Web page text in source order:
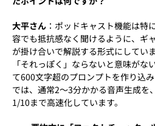
大平さん ：ポッドキャスト機能は特
容でも抵抗感なく聞けるように、ギ
が掛け合いで解説する形式にしてい
「それっぽく」ならないと意味がな
て600文字超のプロンプトを作り込
では、通常2〜3分かかる音声生成を
1/10まで高速化しています。